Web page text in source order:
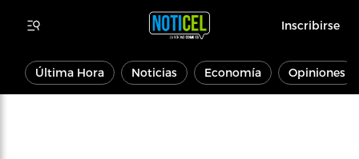
Inscribirse
Última Hora Noticias Economía Opiniones